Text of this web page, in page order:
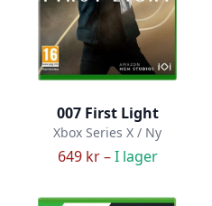
007 First Light
Xbox Series X / Ny
649 kr –I lager